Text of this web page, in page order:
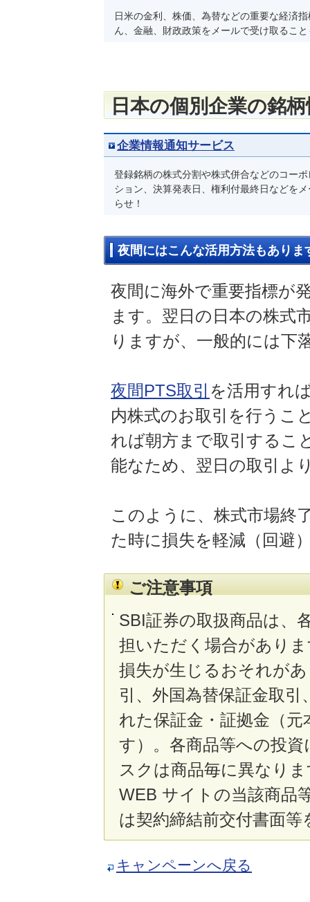
日米の金利、株価、為替などの重要な経済
ん、金融、財政政策をメールで受け取るこ
日本の個別企業の銘
企業情報通知サービス
登録銘柄の株式分割や株式併合などのコー
ション、決算発表日、権利付最終日などを
らせ！
夜間にはこんな活用方法もありま
夜間に海外で重要指標が
ます。翌日の日本の株式
りますが、一般的には下
夜間PTS取引 を活用すれ
内株式のお取引を行うこ
れば朝方まで取引するこ
能なため、翌日の取引よ
このように、株式市場終
た時に損失を軽減（回避
ご注意事項
SBI証券の取扱商品は、
担いただく場合があり
損失が生じるおそれが
引、外国為替保証金取
れた保証金・証拠金（
す）。各商品等への投
スクは商品毎に異なり
WEB サイトの当該商品
は契約締結前交付書面
キャンペーンへ戻る